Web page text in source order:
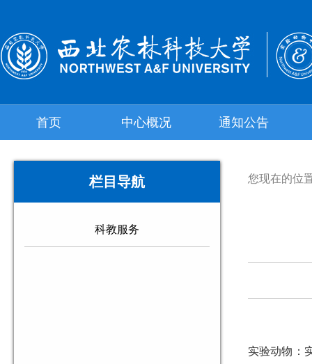
首页 中心概况 通知公告
栏目导航
科教服务
您现在的位
实验动物：